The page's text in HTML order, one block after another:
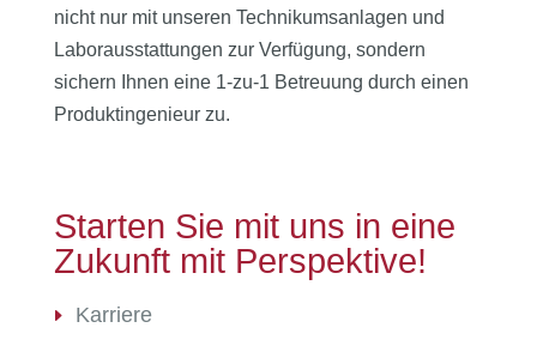
nicht nur mit unseren Technikumsanlagen und
Laborausstattungen zur Verfügung, sondern
sichern Ihnen eine 1-zu-1 Betreuung durch einen
Produktingenieur zu.
Starten Sie mit uns in eine
Zukunft mit Perspektive!
Karriere